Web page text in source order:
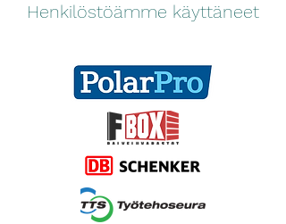
Henkilöstöämme käyttäneet